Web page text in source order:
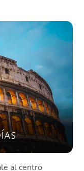
al centro